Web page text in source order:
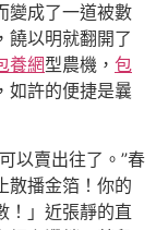
變成了一道被數
饒以明就翻開了
養網型農機， 包
如許的便捷是曩
以賣出往了。”春
散播金箔！你的
！」近張靜的直